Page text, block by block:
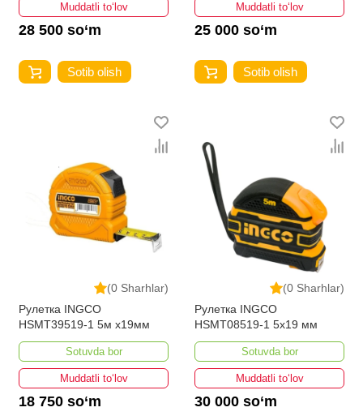
Muddatli to‘lov
28 500 so‘m
Sotib olish
Muddatli to‘lov
25 000 so‘m
Sotib olish
(0 Sharhlar)
Рулетка INGCO
HSMT39519-1 5м x19мм
Sotuvda bor
Muddatli to‘lov
18 750 so‘m
(0 Sharhlar)
Рулетка INGCO
HSMT08519-1 5x19 мм
Sotuvda bor
Muddatli to‘lov
30 000 so‘m